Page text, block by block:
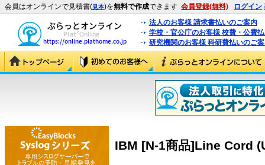
会員はオンラインで見積書(見本)を無料で作成できます 会員登録(無料) ログイン
法人のお客様 請求書払いのご案内
学校・官公庁のお客様 校費・公費
研究機関のお客様 科研費払いのご
IBM [N-1商品]Line Cord